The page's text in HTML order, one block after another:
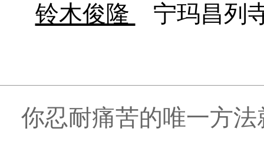
铃木俊隆 宁玛昌列
你忍耐痛苦的唯一方